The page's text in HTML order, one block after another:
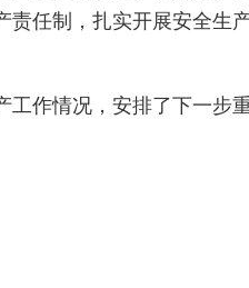
任制，扎实开展安全生
作情况，安排了下一步